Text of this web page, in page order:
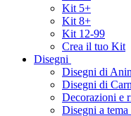
Kit 5+
Kit 8+
Kit 12-99
Crea il tuo Kit
Disegni
Disegni di
Disegni di
Decorazioni e
Disegni a